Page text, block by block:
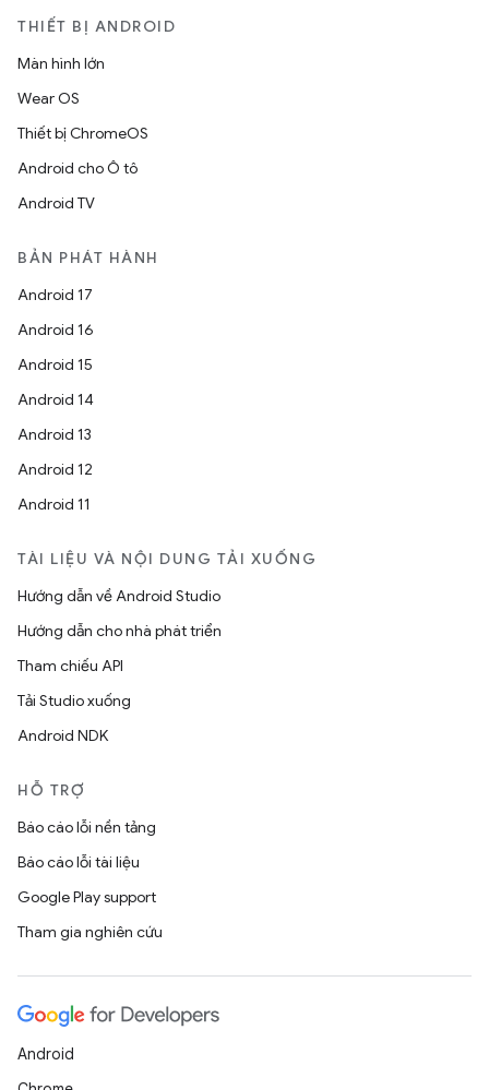
THIẾT BỊ ANDROID
Màn hình lớn
Wear OS
Thiết bị ChromeOS
Android cho Ô tô
Android TV
BẢN PHÁT HÀNH
Android 17
Android 16
Android 15
Android 14
Android 13
Android 12
Android 11
TÀI LIỆU VÀ NỘI DUNG TẢI XUỐNG
Hướng dẫn về Android Studio
Hướng dẫn cho nhà phát triển
Tham chiếu API
Tải Studio xuống
Android NDK
HỖ TRỢ
Báo cáo lỗi nền tảng
Báo cáo lỗi tài liệu
Google Play support
Tham gia nghiên cứu
Android